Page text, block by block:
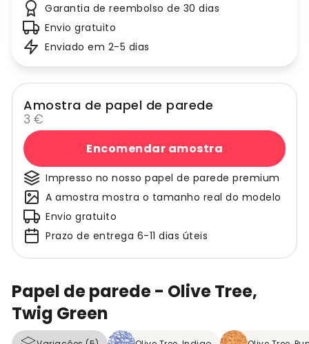
Papel de parede - Olive Tree,
Twig Green
Garantia de reembolso de 30 dias
Envio gratuito
Enviado em 2-5 dias
Amostra de papel de parede
3 €
Encomendar amostra
Impresso no nosso papel de parede premium
A amostra mostra o tamanho real do modelo
Envio gratuito
Prazo de entrega 6-11 dias úteis